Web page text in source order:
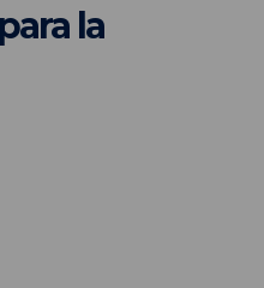
la